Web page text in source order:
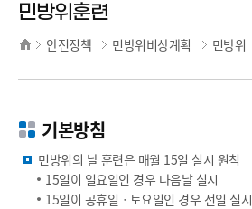
민방위훈련
안전정책 민방위비상계획 민방위
기본방침
민방위의 날 훈련은 매월 15일 실시 원칙
15일이 일요일인 경우 다음날 실시
15일이 공휴일ㆍ토요일인 경우 전일 실시